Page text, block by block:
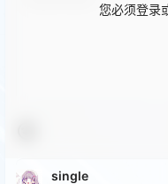
您必须登录
single